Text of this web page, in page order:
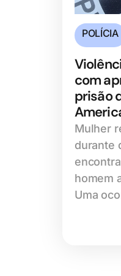
POLÍCIA
com
prisão
Mulher
durante
homem
Uma